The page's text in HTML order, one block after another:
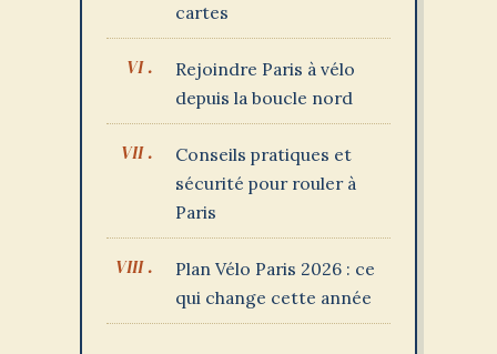
cartes
Rejoindre Paris à vélo
depuis la boucle nord
Conseils pratiques et
sécurité pour rouler à
Paris
Plan Vélo Paris 2026 : ce
qui change cette année